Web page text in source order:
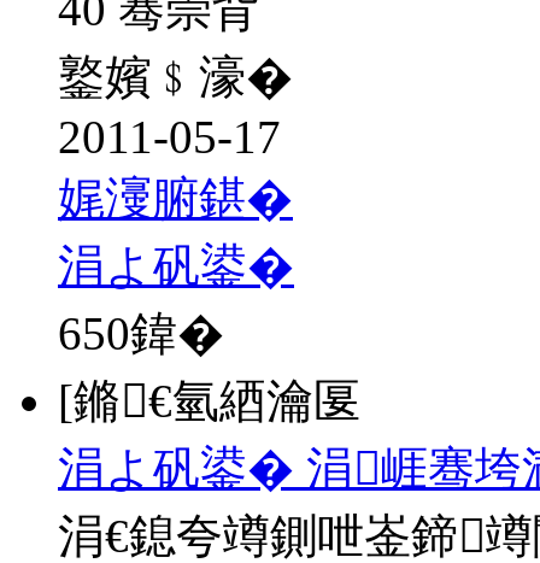
鐜嬪﹩濠�
2011-05-17
娓濅腑鍖�
涓よ矾鍙�
650鍏�
[鏅€氫綇瀹匽
涓よ矾鍙� 涓崕骞垮
涓€鎴夸竴鍘呭崟鍗